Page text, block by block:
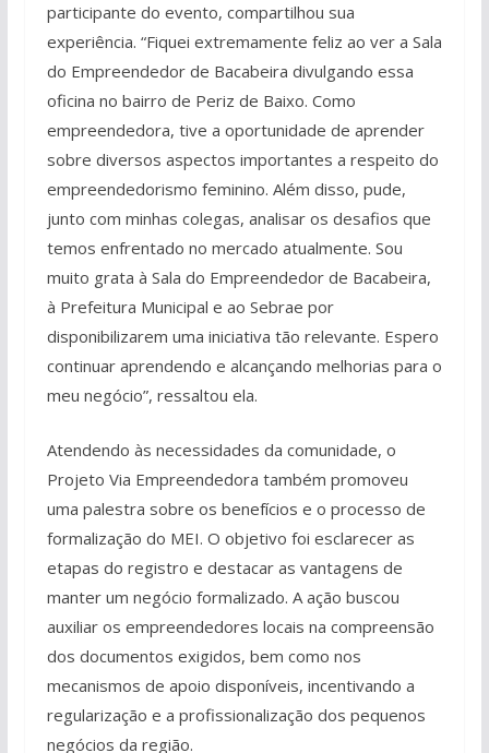
participante do evento, compartilhou sua
experiência. “Fiquei extremamente feliz ao ver a Sala
do Empreendedor de Bacabeira divulgando essa
oficina no bairro de Periz de Baixo. Como
empreendedora, tive a oportunidade de aprender
sobre diversos aspectos importantes a respeito do
empreendedorismo feminino. Além disso, pude,
junto com minhas colegas, analisar os desafios que
temos enfrentado no mercado atualmente. Sou
muito grata à Sala do Empreendedor de Bacabeira,
à Prefeitura Municipal e ao Sebrae por
disponibilizarem uma iniciativa tão relevante. Espero
continuar aprendendo e alcançando melhorias para o
meu negócio”, ressaltou ela.
Atendendo às necessidades da comunidade, o
Projeto Via Empreendedora também promoveu
uma palestra sobre os benefícios e o processo de
formalização do MEI. O objetivo foi esclarecer as
etapas do registro e destacar as vantagens de
manter um negócio formalizado. A ação buscou
auxiliar os empreendedores locais na compreensão
dos documentos exigidos, bem como nos
mecanismos de apoio disponíveis, incentivando a
regularização e a profissionalização dos pequenos
negócios da região.